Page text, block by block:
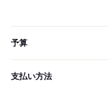
予算
支払い方法